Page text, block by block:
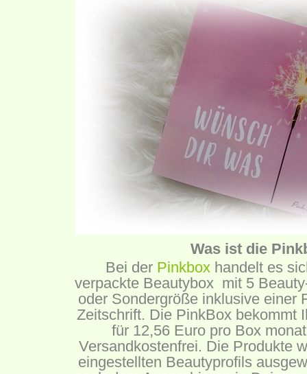
Was ist die
Bei der Pinkboxhandelt es
verpackte Beautybox mit 5
oder Sondergröße inklusive einer
Zeitschrift. Die PinkBox bekommt
für 12,56 Euro pro Box
Versandkostenfrei. Die Produkte
eingestellten Beautyprofils